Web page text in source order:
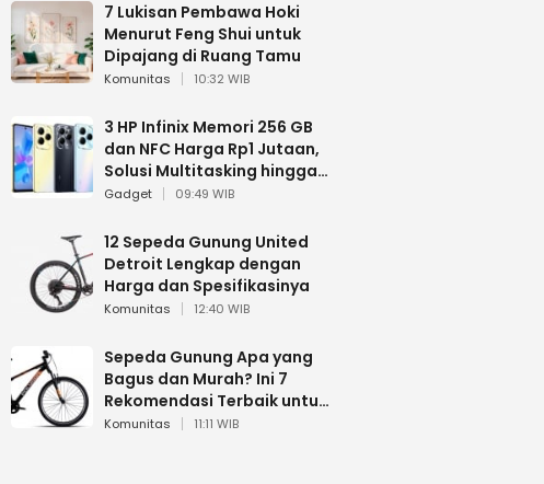
7 Lukisan Pembawa Hoki
Menurut Feng Shui untuk
Dipajang di Ruang Tamu
Komunitas 10:32 WIB
3 HP Infinix Memori 256 GB
dan NFC Harga Rp1 Jutaan,
Solusi Multitasking hingga
Gaming
Gadget 09:49 WIB
12 Sepeda Gunung United
Detroit Lengkap dengan
Harga dan Spesifikasinya
Komunitas 12:40 WIB
Sepeda Gunung Apa yang
Bagus dan Murah? Ini 7
Rekomendasi Terbaik untuk
Pemula
Komunitas 11:11 WIB